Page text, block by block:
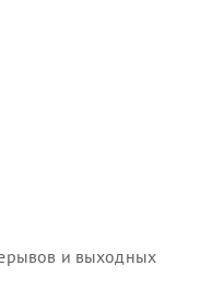
и выходных